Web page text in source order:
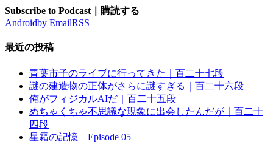
Subscribe to Podcast｜購読する
Androidby EmailRSS
最近の投稿
青葉市子のライブに行ってきた｜百二十七段
謎の建造物の正体がさらに謎すぎる｜百二十六段
俺がフィジカルAIだ｜百二十五段
めちゃくちゃ不思議な現象に出会したんだが｜百二十
四段
星霜の記憶 – Episode 05